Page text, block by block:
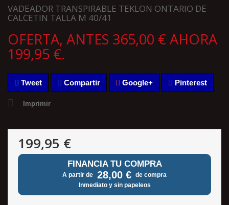
VADEADOR TRANSPIRABLE TEKLON ONTARIO DE
CALCETIN TALLA M 40/41
OFERTA, ANTES 365,00 € AHORA
199,95 €.
Tweet Compartir Google+ Pinterest
Imprimir
199,95 €
FINANCIA TU COMPRA
A partir de 28,00 € de compra
Inmediato y sin papeleos